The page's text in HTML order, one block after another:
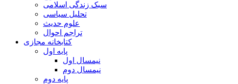
سبک زندگی اسلامی
تحلیل سیاسی
علوم حدیث
تراجم احوال
کتابخانه مجازی
پایه اول
نیمسال اول
نیمسال دوم
پایه دوم